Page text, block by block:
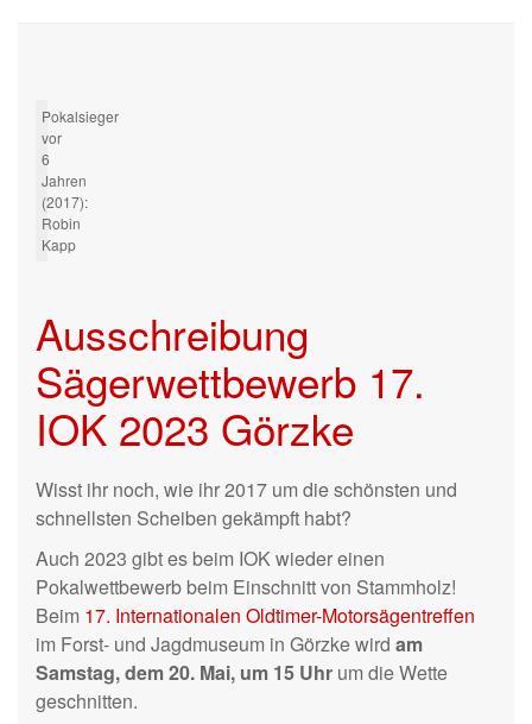
Pokalsieger
vor
6
Jahren
(2017):
Robin
Kapp
Ausschreibung
Sägerwettbewerb 17.
IOK 2023 Görzke
Wisst ihr noch, wie ihr 2017 um die schönsten und
schnellsten Scheiben gekämpft habt?
Auch 2023 gibt es beim IOK wieder einen
Pokalwettbewerb beim Einschnitt von Stammholz!
Beim 17. Internationalen Oldtimer-Motorsägentreffen
im Forst- und Jagdmuseum in Görzke wird am
Samstag, dem 20. Mai, um 15 Uhr um die Wette
geschnitten.